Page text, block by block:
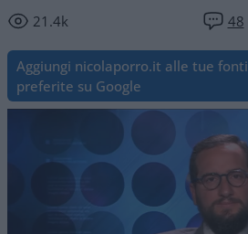
21.4k 48
Aggiungi nicolaporro.it alle tue fonti
preferite su Google